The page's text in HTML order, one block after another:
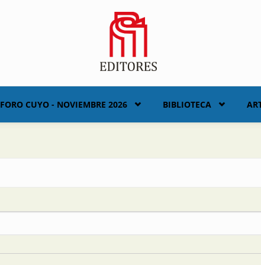
FORO CUYO - NOVIEMBRE 2026 BIBLIOTECA